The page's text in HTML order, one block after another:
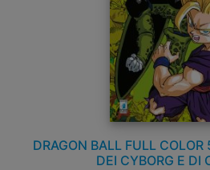
DRAGON BALL FULL COLOR
DEI CYBORG E DI